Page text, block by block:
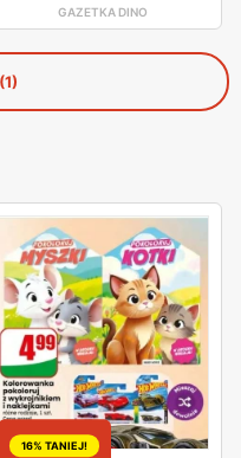
GAZETKA DINO
16% TANIEJ!